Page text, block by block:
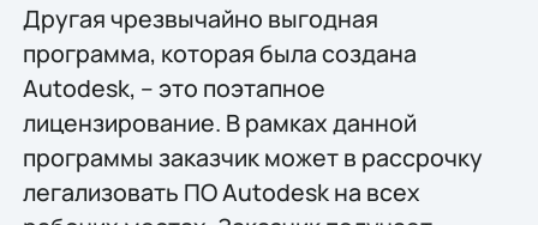
Другая чрезвычайно выгодная
программа, которая была создана
Autodesk, – это поэтапное
лицензирование. В рамках данной
программы заказчик может в рассрочку
легализовать ПО Autodesk на всех